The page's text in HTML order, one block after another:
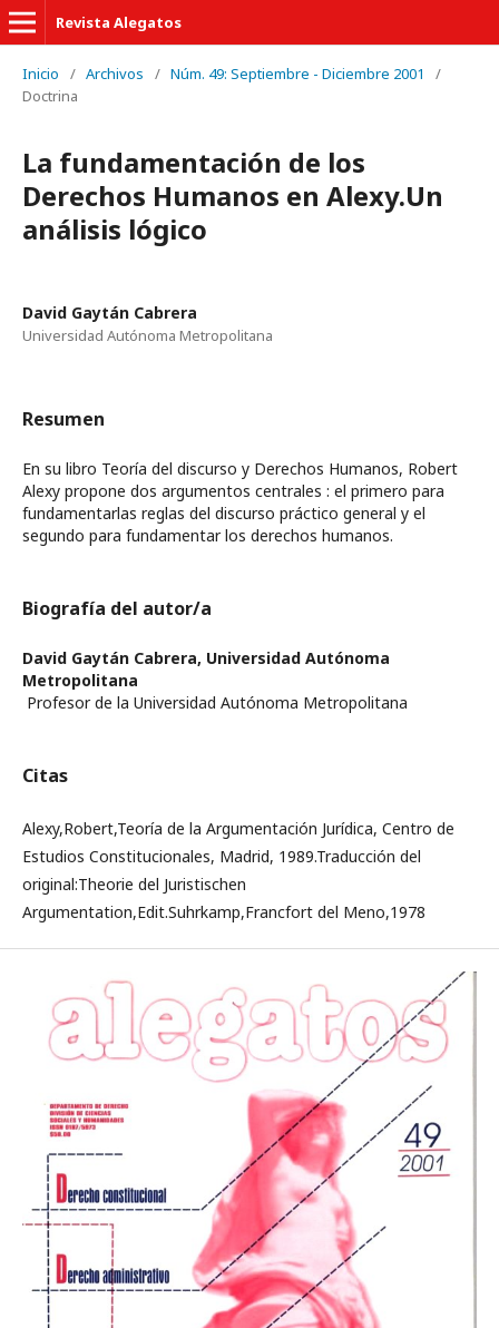
Revista Alegatos
Inicio / Archivos / Núm. 49: Septiembre - Diciembre 2001
/
Doctrina
La fundamentación de los
Derechos Humanos en Alexy.Un
análisis lógico
David Gaytán Cabrera
Universidad Autónoma Metropolitana
Resumen
En su libro Teoría del discurso y Derechos Humanos, Robert
Alexy propone dos argumentos centrales : el primero para
fundamentarlas reglas del discurso práctico general y el
segundo para fundamentar los derechos humanos.
Biografía del autor/a
David Gaytán Cabrera, Universidad Autónoma
Metropolitana
Profesor de la Universidad Autónoma Metropolitana
Citas
Alexy,Robert,Teoría de la Argumentación Jurídica, Centro de
Estudios Constitucionales, Madrid, 1989.Traducción del
original:Theorie del Juristischen
Argumentation,Edit.Suhrkamp,Francfort del Meno,1978